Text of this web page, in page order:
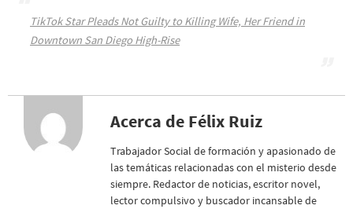
TikTok Star Pleads Not Guilty to Killing Wife, Her Friend in
Downtown San Diego High-Rise
Acerca de Félix Ruiz
Trabajador Social de formación y apasionado de
las temáticas relacionadas con el misterio desde
siempre. Redactor de noticias, escritor novel,
lector compulsivo y buscador incansable de